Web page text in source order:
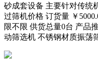
砂成套设备 主要针对传统
过筛机价格 订货量 ￥
限不限 供货总量0台 产品
动筛选机 不锈钢材质振荡